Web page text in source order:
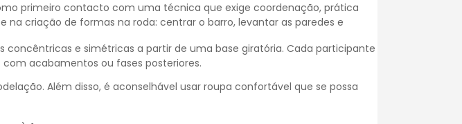
primeiro contacto com uma técnica que exige coordenação, prática
criação de formas na roda: centrar o barro, levantar as paredes e
e simétricas a partir de uma base giratória. Cada participante
acabamentos ou fases posteriores.
Além disso, é aconselhável usar roupa confortável que se possa